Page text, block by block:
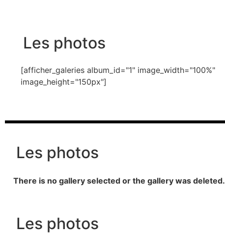
Les photos
[afficher_galeries album_id="1" image_width="100%"
image_height="150px"]
Les photos
There is no gallery selected or the gallery was deleted.
Les photos